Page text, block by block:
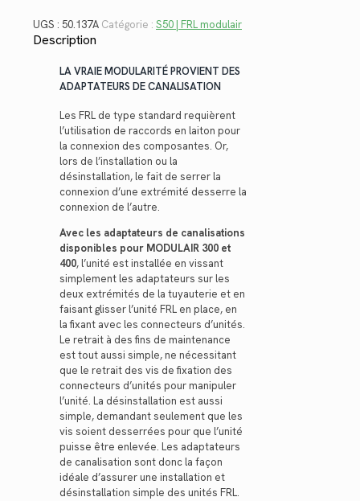
UGS : 50.137A Catégorie : S50 | FRL modulair
Description
LA VRAIE MODULARITÉ PROVIENT DES
ADAPTATEURS DE CANALISATION
Les FRL de type standard requièrent
l’utilisation de raccords en laiton pour
la connexion des composantes. Or,
lors de l’installation ou la
désinstallation, le fait de serrer la
connexion d’une extrémité desserre la
connexion de l’autre.
Avec les adaptateurs de canalisations
disponibles pour MODULAIR 300 et
400, l’unité est installée en vissant
simplement les adaptateurs sur les
deux extrémités de la tuyauterie et en
faisant glisser l’unité FRL en place, en
la fixant avec les connecteurs d’unités.
Le retrait à des fins de maintenance
est tout aussi simple, ne nécessitant
que le retrait des vis de fixation des
connecteurs d’unités pour manipuler
l’unité. La désinstallation est aussi
simple, demandant seulement que les
vis soient desserrées pour que l’unité
puisse être enlevée. Les adaptateurs
de canalisation sont donc la façon
idéale d’assurer une installation et
désinstallation simple des unités FRL.